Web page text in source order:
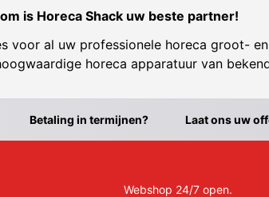
is Horeca Shack uw beste partner!
voor al uw professionele horeca groot-
horeca apparatuur van
Betaling in termijnen? Laat ons uw
Webshop 24/7 open.